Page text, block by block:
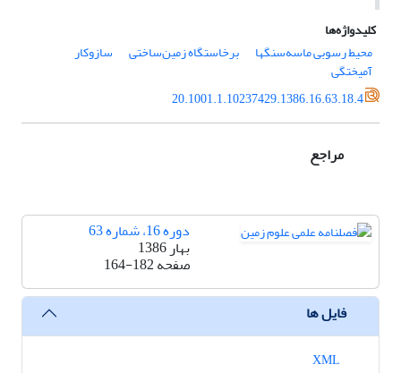
کلیدواژه‌ها
محیط رسوبی ماسه‌سنگها
برخاستگاه زمین‌ساختی سازوکار
آمیختگی
20.1001.1.10237429.1386.16.63.18.4
مراجع
دوره 16، شماره 63
بهار 1386
صفحه164-182
فایل ها